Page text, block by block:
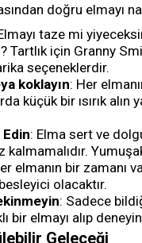
doğru elmayı
taze mi
Tartlık için Granny
seçeneklerdir.
koklayın: Her
küçük bir ısırık
: Elma sert ve
kalmamalıdır.
elmanın bir zamanı
olacaktır.
: Sadece
bir elmayı alıp
Geleceği